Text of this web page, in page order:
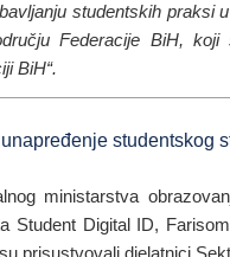
studentskih praksi
Federacije BiH, koji
BiH“.
studentskog
ministarstva
Student Digital ID,
prisustvovali djelatnici